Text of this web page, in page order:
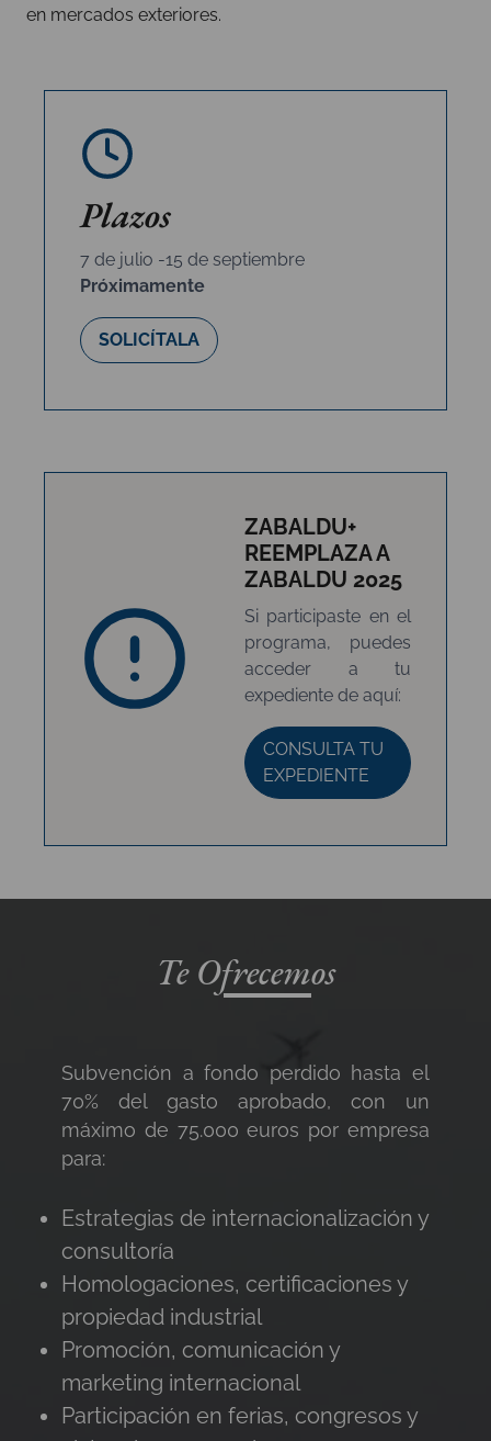
en mercados exteriores.
Plazos
7 de julio -15 de septiembre
Próximamente
SOLICÍTALA
ZABALDU+
REEMPLAZA A
ZABALDU 2025
Si participaste en el
programa, puedes
acceder a tu
expediente de aquí:
CONSULTA TU
EXPEDIENTE
Te Ofrecemos
Subvención a fondo perdido hasta el
70% del gasto aprobado, con un
máximo de 75.000 euros por empresa
para:
Estrategias de internacionalización y
consultoría
Homologaciones, certificaciones y
propiedad industrial
Promoción, comunicación y
marketing internacional
Participación en ferias, congresos y